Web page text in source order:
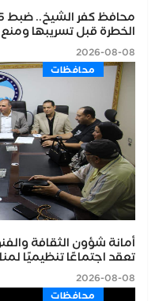
الخطرة قبل تسريبها
2026-08-08
محافظات
أمانة شؤون الثقافة
تعقد اجتماعًا تنظيميًا
2026-08-08
محافظات